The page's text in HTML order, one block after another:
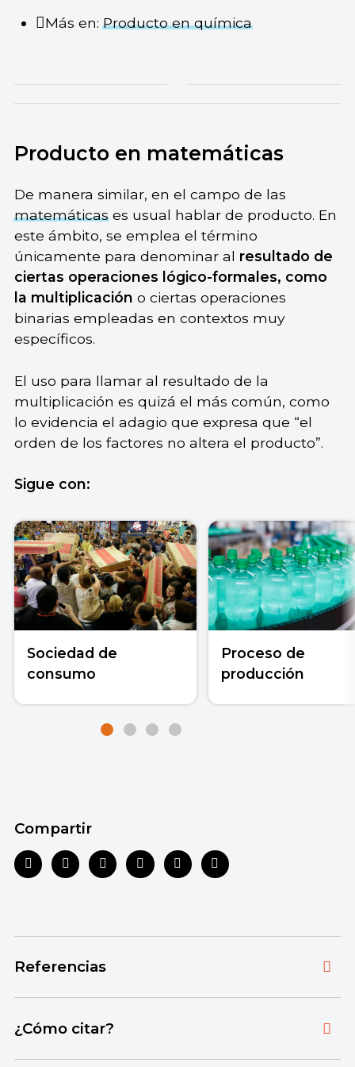
Más en:Producto en química
Producto en matemáticas
De manera similar, en el campo de las
matemáticases usual hablar de producto. En
este ámbito, se emplea el término
únicamente para denominar al resultado de
ciertas operaciones lógico-formales, como
la multiplicación o ciertas operaciones
binarias empleadas en contextos muy
específicos.
El uso para llamar al resultado de la
multiplicación es quizá el más común, como
lo evidencia el adagio que expresa que “el
orden de los factores no altera el producto”.
Sigue con:
Sociedad de
consumo
Proceso de
producción
Compartir
Referencias
Toda la información que ofrecemos está
autorizadas y actualizadas, que aseguran un
¿Cómo citar?